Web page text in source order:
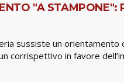
"A STAMPONE":
sussiste un
corrispettivo in favore